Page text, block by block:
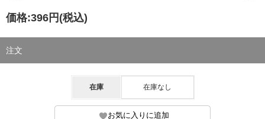
価格:396円 (税込)
注文
在庫 在庫なし